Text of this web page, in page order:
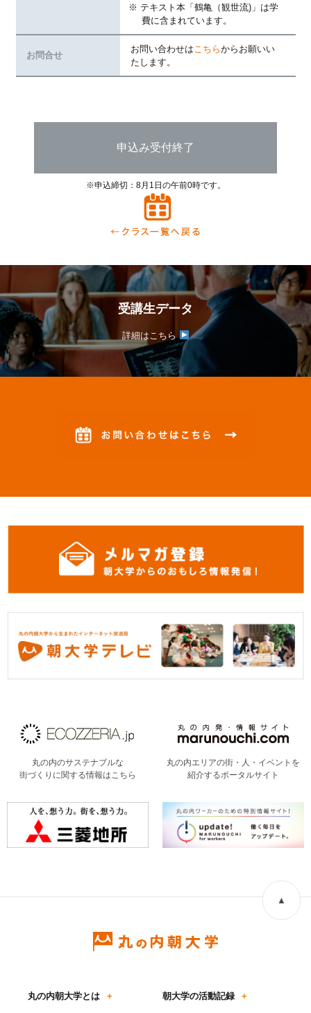
テキスト本「鶴亀（観世流)」は学
費に含まれています。
お問合せ
お問い合わせは こちらからお願いい
たします。
申込み受付終了
※申込締切：8月1日の午前0時です。
受講生データ
詳細はこちら
丸の内のサステナブルな
街づくりに関する情報はこちら
丸の内エリアの街・人・イベントを
紹介するポータルサイト
▲
丸の内朝大学とは + 朝大学の活動記録 +